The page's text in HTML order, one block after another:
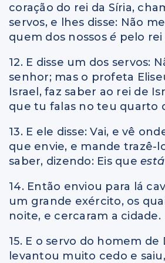
coração do rei da Síria,
servos, e lhes disse: Não
quem dos nossos é pelo rei
12. E disse um dos servos:
senhor; mas o profeta
Israel, faz saber ao rei de
que tu falas no teu quarto
13. E ele disse: Vai, e vê
que envie, e mande trazê-
saber, dizendo: Eis que está
14. Então enviou para lá
um grande exército, os
noite, e cercaram a cidade.
15. E o servo do homem de
levantou muito cedo e